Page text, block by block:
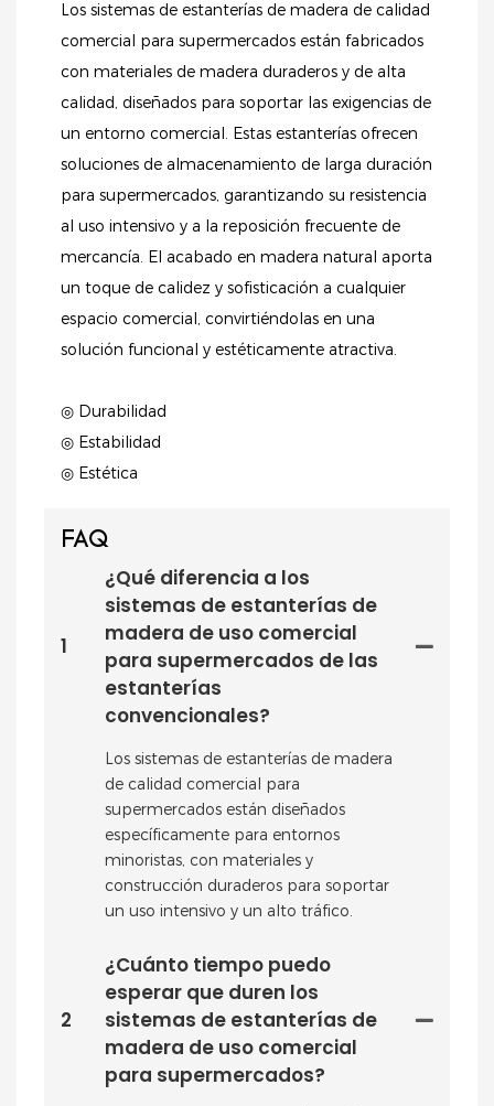
Los sistemas de estanterías de madera de calidad
comercial para supermercados están fabricados
con materiales de madera duraderos y de alta
calidad, diseñados para soportar las exigencias de
un entorno comercial. Estas estanterías ofrecen
soluciones de almacenamiento de larga duración
para supermercados, garantizando su resistencia
al uso intensivo y a la reposición frecuente de
mercancía. El acabado en madera natural aporta
un toque de calidez y sofisticación a cualquier
espacio comercial, convirtiéndolas en una
solución funcional y estéticamente atractiva.
◎ Durabilidad
◎ Estabilidad
◎ Estética
FAQ
1
¿Qué diferencia a los
sistemas de estanterías de
madera de uso comercial
para supermercados de las
estanterías
convencionales?
Los sistemas de estanterías de madera
de calidad comercial para
supermercados están diseñados
específicamente para entornos
minoristas, con materiales y
construcción duraderos para soportar
un uso intensivo y un alto tráfico.
2
¿Cuánto tiempo puedo
esperar que duren los
sistemas de estanterías de
madera de uso comercial
para supermercados?